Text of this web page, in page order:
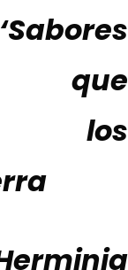
que
los